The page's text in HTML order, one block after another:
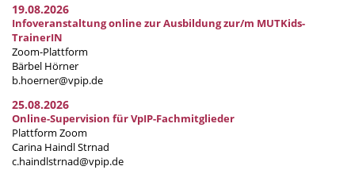
19.08.2026
Infoveranstaltung online zur Ausbildung zur/m MUTKids-
TrainerIN
Zoom-Plattform
Bärbel Hörner
b.hoerner@vpip.de
25.08.2026
Online-Supervision für VpIP-Fachmitglieder
Plattform Zoom
Carina Haindl Strnad
c.haindlstrnad@vpip.de